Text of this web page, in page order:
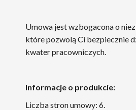
Umowa jest wzbogacona o
które pozwolą Ci bezpiecznie
kwater pracowniczych.
Informacje o produkcie:
Liczba stron umowy: 6.